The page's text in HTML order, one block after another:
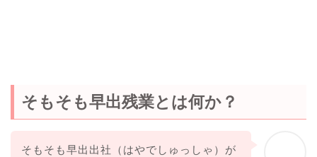
そもそも早出残業とは何か？
そもそも早出出社（はやでしゅっしゃ）が